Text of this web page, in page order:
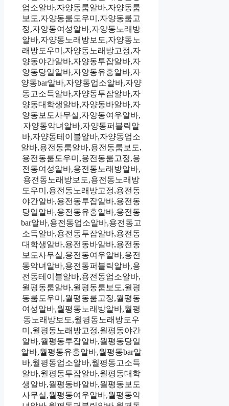
업소알바,자양동룸알바,자양동룸
보도,자양동룸도우미,자양동룸고
정,자양동여성알바,자양동노래방
알바,자양동노래방보도,자양동노
래방도우미,자양동노래방고정,자
양동야간알바,자양동투잡알바,자
양동당일알바,자양동유흥알바,자
양동bar알바,자양동업소알바,자양
동고소득알바,자양동투잡알바,자
양동대학생알바,자양동바알바,자
양동보도사무실,자양동여우알바,
자양동악녀알바,자양동퍼블릭알
바,자양동테이블알바,자양동업소
알바,용전동룸알바,용전동룸보도,
용전동룸도우미,용전동룸고정,용
전동여성알바,용전동노래방알바,
용전동노래방보도,용전동노래방
도우미,용전동노래방고정,용전동
야간알바,용전동투잡알바,용전동
당일알바,용전동유흥알바,용전동
bar알바,용전동업소알바,용전동고
소득알바,용전동투잡알바,용전동
대학생알바,용전동바알바,용전동
보도사무실,용전동여우알바,용전
동악녀알바,용전동퍼블릭알바,용
전동테이블알바,용전동업소알바,
월평동룸알바,월평동룸보도,월평
동룸도우미,월평동룸고정,월평동
여성알바,월평동노래방알바,월평
동노래방보도,월평동노래방도우
미,월평동노래방고정,월평동야간
알바,월평동투잡알바,월평동당일
알바,월평동유흥알바,월평동bar알
바,월평동업소알바,월평동고소득
알바,월평동투잡알바,월평동대학
생알바,월평동바알바,월평동보도
사무실,월평동여우알바,월평동악